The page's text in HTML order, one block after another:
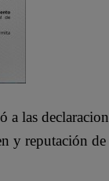
las
y reputación